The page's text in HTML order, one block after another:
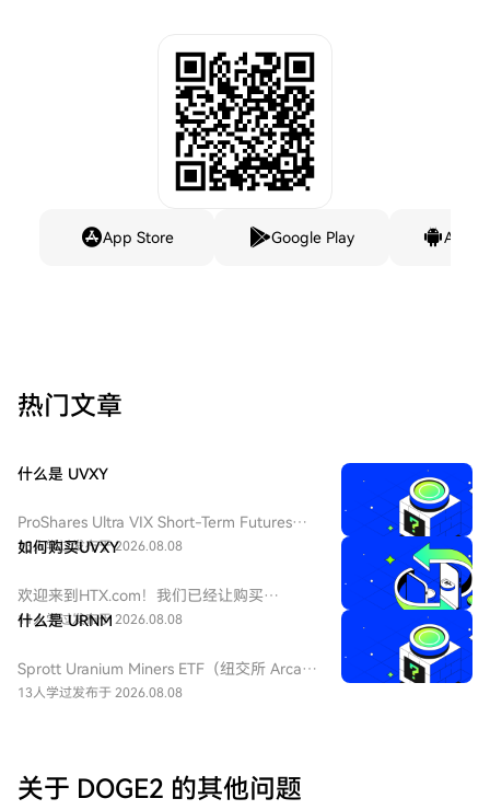
App Store Google Play
热门文章
什么是 UVXY
ProShares Ultra VIX Short-Term Futures
ETF（纽交所 Arca 代码：UVXY），中文：
ETF 为每日 2 倍杠杆做多 VIX 短期期货产
品，挂钩标普 500 短期波动率期货指数，该
基金通常用于在美股市场波动加剧或恐慌情
特性和期货展期成本，它不适合长期持有。
13人学过发布于 2026.08.08
如何购买UVXY
欢迎来到HTX.com！我们已经让购买
ProShares 两倍做多短期 VIX 期货
逐步指南，放心开始您的加密货币之旅。第
一步：创建您的HTX账户使用您的电子邮
或Mastercard即时购买ProShares 两倍做多
11人学过发布于 2026.08.08
什么是 URNM
Sprott Uranium Miners ETF（纽交所 Arca
代码：URNM），中文：无（bn无），传统
铀持有企业，受益全球清洁能源转型与核电
需求增长，是美股稀缺铀矿赛道投资工具。
13人学过发布于 2026.08.08
关于 DOGE2 的其他问题